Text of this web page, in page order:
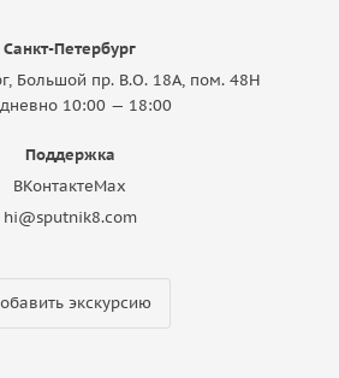
Санкт-Петербург
Большой пр. В.О. 18A, пом. 48Н
10:00 — 18:00
Поддержка
ВКонтактеMax
hi@sputnik8.com
экскурсию